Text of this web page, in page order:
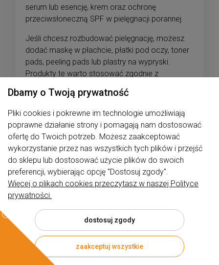
serum lub esencję, krem oraz ochronę
przeciwsłoneczną SPF w pielęgnacji porannej.
Jeśli chcesz rozbudować pielęgnację, możesz
dodać maskę w płachcie, płatki pod oczy, toner
pads, peeling pads lub plastry na wypryski.
Produkty te warto stosować zgodnie z
skóry. Przy produktach złuszczających, takich
jak peeling pads, kwasy czy scruby, należy
zachować ostrożność i pamiętać o ochronie
przeciwsłonecznej w ciągu dnia.
Jak wybrać kosmetyki
koreańskie dla siebie?
Przy wyborze kosmetyków K-beauty najlepiej
Jeśli skóra jest sucha lub odwodniona, szukaj
produktów nawilżających i wspierających barierę
hydrolipidową. Jeśli jest wrażliwa lub łatwo się
czerwieni, wybieraj formuły łagodzące z CICA,
pantenolem, ceramidami lub Centella Asiatica.
Dbamy o Twoją prywatność
Pliki cookies i pokrewne im technologie umożliwiają
poprawne działanie strony i pomagają nam dostosować
ofertę do Twoich potrzeb. Możesz zaakceptować
wykorzystanie przez nas wszystkich tych plików i przejść
do sklepu lub dostosować użycie plików do swoich
preferencji, wybierając opcję "Dostosuj zgody".
Więcej o plikach cookies przeczytasz w naszej Polityce
prywatności.
dostosuj zgody
zaakceptuj wszystkie